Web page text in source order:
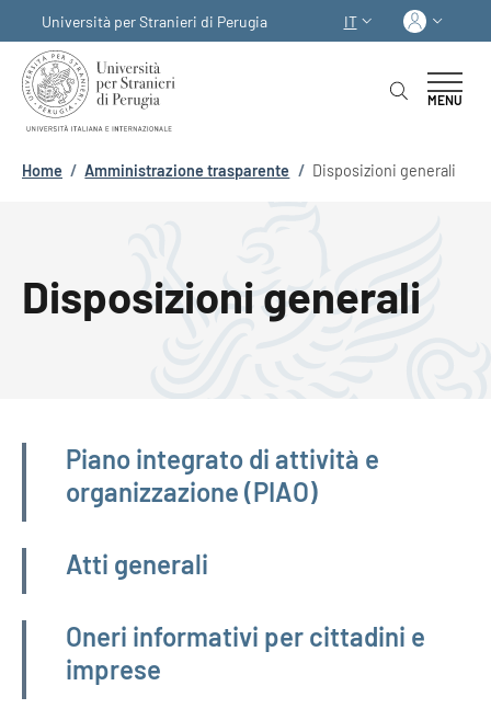
Università per Stranieri di Perugia
SELETTORE LINGUA:
IT
MENU
Briciole di pane
Home / Amministrazione trasparente / Disposizioni generali
Disposizioni generali
Amministrazione trasparente
Piano integrato di attività e
organizzazione (PIAO)
Atti generali
Oneri informativi per cittadini e
imprese